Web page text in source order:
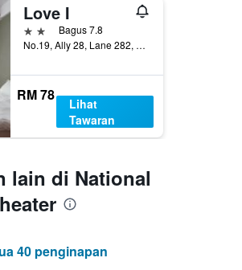
Love I
2 bintangBagus 7.8
No.19, Ally 28, Lane 282, Section 2, Xitun Road, Taichung City, Taiwan
RM 78
Lihat
Tawaran
lain di National
40 penginapan